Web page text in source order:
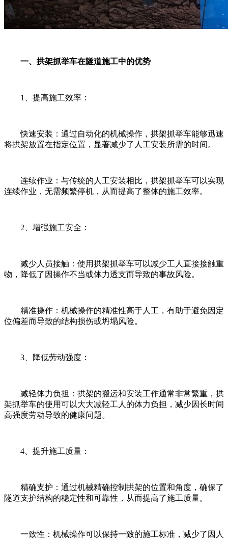
一、拱架抓举车在隧道施工中的优势
1、提高施工效率：
快速安装：通过自动化的机械操作，拱架抓举车能够迅速
将拱架放置在指定位置，显著减少了人工安装所需的时间。
连续作业：与传统的人工安装相比，拱架抓举车可以实现
连续作业，无需频繁停机，从而提高了整体的施工效率。
2、增强施工安全：
减少人员接触：使用拱架抓举车可以减少工人直接接触重
物，降低了因操作不当或体力透支而导致的事故风险。
精准操作：机械操作的精准性高于人工，有助于避免因定
位偏差而导致的结构损伤或坍塌风险。
3、降低劳动强度：
减轻体力负担：拱架的搬运和安装工作通常非常繁重，拱
架抓举车的使用可以大大减轻工人的体力负担，减少因长时间
高强度劳动导致的健康问题。
4、提升施工质量：
精确支护：通过机械精确控制拱架的位置和角度，确保了
隧道支护结构的稳定性和可靠性，从而提高了施工质量。
一致性：机械操作可以保持一致的施工标准，减少了因人